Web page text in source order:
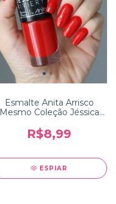
Esmalte Anita Arrisco
Mesmo Coleção Jéssica
R$8,99
ESPIAR